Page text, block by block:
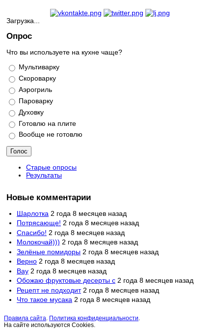
Загрузка...
Опрос
Что вы используете на кухне чаще?
Варианты
Мультиварку
Скороварку
Аэрогриль
Пароварку
Духовку
Готовлю на плите
Вообще не готовлю
Старые опросы
Результаты
Новые комментарии
Шарлотка 2 года 8 месяцев назад
Потрясающе! 2 года 8 месяцев назад
Спасибо! 2 года 8 месяцев назад
Молокочай))) 2 года 8 месяцев назад
Зелёные помидоры 2 года 8 месяцев назад
Верно 2 года 8 месяцев назад
Вау 2 года 8 месяцев назад
Обожаю фруктовые десерты с 2 года 8 месяцев назад
Рецепт не подходит 2 года 8 месяцев назад
Что такое мусака 2 года 8 месяцев назад
Правила сайта. Политика конфиденциальности.
На сайте используются Cookies.